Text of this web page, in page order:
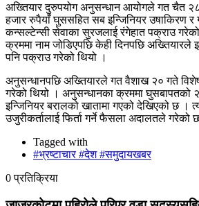
अख्तियार दुरुपयोग अनुसन्धान आयोगले गत चैत
हजार रुपैयाँ घुससहित सब इन्जिनियर उषाकिरण र
कन्सल्टेन्सी सेवाका सुरजलाई रंगेहात पक्राउ
क्रममा नाम जोडिएपछि केही दिनपछि अख्तियारले
पनि पक्राउ गरेको थियो ।
अनुसन्धानपछि अख्तियारले गत वैशाख २० गते विशेष
गरेको थियो । अनुसन्धानका क्रममा घुसबापतको
इन्जिनियर बरालको खातामा गएको देखिएको छ ।
उजुरीकर्तालाई फिर्ता गर्ने फैसला अदालतले गरेको
Tagged with
#भ्रष्टाचार #देश #समुदायखबर
0 प्रतिक्रिया